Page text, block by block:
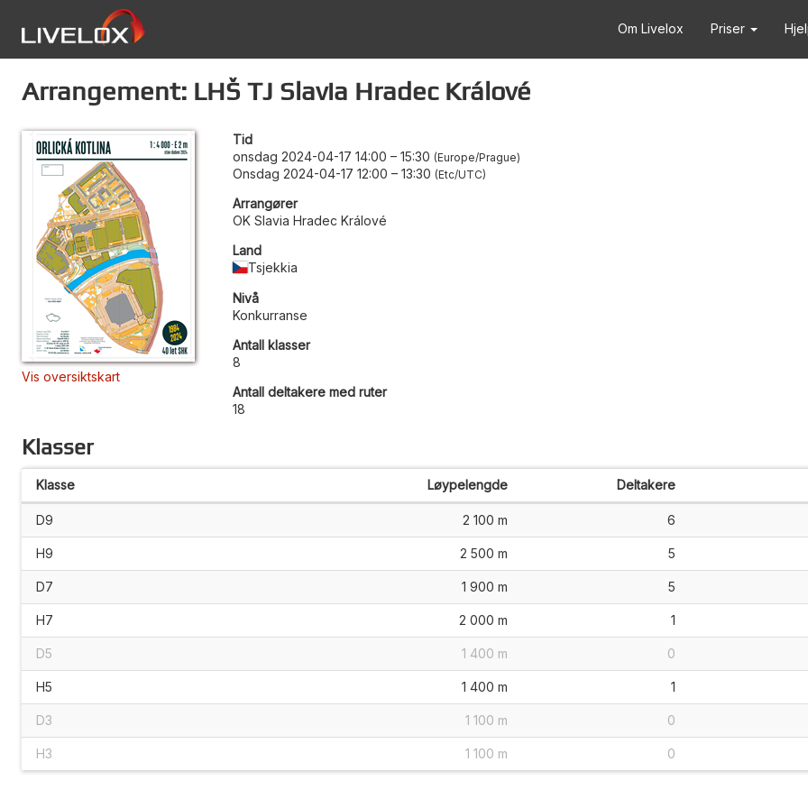
Om Livelox Priser
Arrangement: LHŠ TJ Slavia Hradec Králové
Vis oversiktskart
Tid
onsdag 2024-04-17 14:00 – 15:30 Europe/Prague
Onsdag 2024-04-17 12:00 – 13:30 Etc/UTC
Arrangører
OK Slavia Hradec Králové
Land
Tsjekkia
Nivå
Konkurranse
Antall klasser
8
Antall deltakere med ruter
18
Klasser
Klasse Løypelengde Deltakere
D9 2 100 m 6
H9 2 500 m 5
D7 1 900 m 5
H7 2 000 m 1
D5 1 400 m 0
H5 1 400 m 1
D3 1 100 m 0
H3 1 100 m 0